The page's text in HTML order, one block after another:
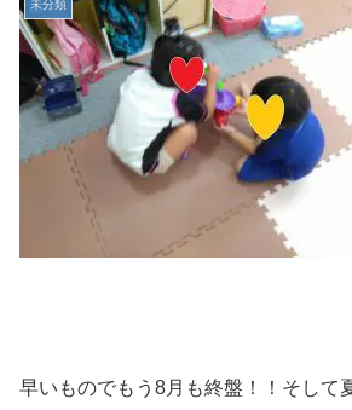
未分類
早いものでもう8月も終盤！！そして